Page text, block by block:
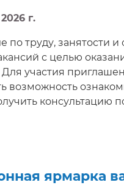
г.
по труду, занятости
с целью
участия
возможность
консультацию
ярмарка